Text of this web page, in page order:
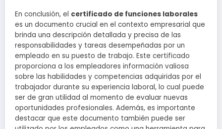
En conclusión, el certificado de funciones laborales
es un documento crucial en el contexto empresarial que
brinda una descripción detallada y precisa de las
responsabilidades y tareas desempeñadas por un
empleado en su puesto de trabajo. Este certificado
proporciona a los empleadores información valiosa
sobre las habilidades y competencias adquiridas por el
trabajador durante su experiencia laboral, lo cual puede
ser de gran utilidad al momento de evaluar nuevas
oportunidades profesionales. Además, es importante
destacar que este documento también puede ser